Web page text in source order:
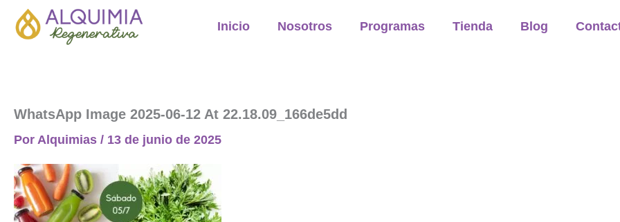
Inicio Nosotros Programas Tienda Blog
WhatsApp Image 2025-06-12 At 22.18.09_166de5dd
Por Alquimias / 13 de junio de 2025